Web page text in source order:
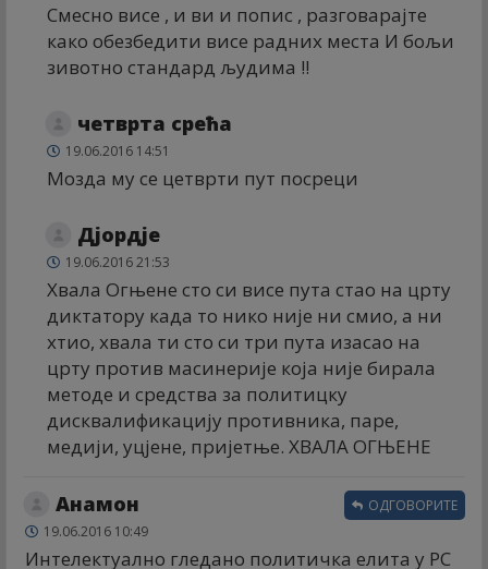
Смесно висе , и ви и попис , разговарајте
како обезбедити висе радних места И бољи
зивотно стандард људима !!
четврта срећа
19.06.2016 14:51
Мозда му се цетврти пут посреци
Дјордје
19.06.2016 21:53
Хвала Огњене сто си висе пута стао на црту
диктатору када то нико није ни смио, а ни
хтио, хвала ти сто си три пута изасао на
црту против масинерије која није бирала
методе и средства за политицку
дисквалификацију противника, паре,
медији, уцјене, пријетње. ХВАЛА ОГЊЕНЕ
Анамон
19.06.2016 10:49
Интелектуално гледано политичка елита у РС
ОДГОВОРИТЕ